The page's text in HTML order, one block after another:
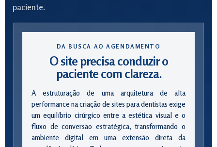
paciente.
DA BUSCA AO AGENDAMENTO
O site precisa conduzir o
paciente com clareza.
A estruturação de uma arquitetura de alta
performance na criação de sites para dentistas exige
um equilíbrio cirúrgico entre a estética visual e o
fluxo de conversão estratégica, transformando o
ambiente digital em uma extensão direta da